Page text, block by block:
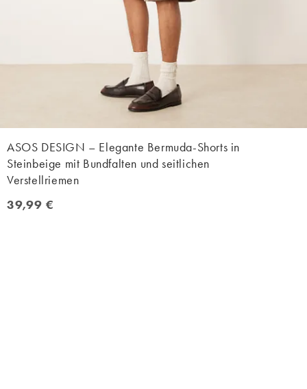
ASOS DESIGN – Elegante Bermuda-Shorts in
Steinbeige mit Bundfalten und seitlichen
Verstellriemen
39,99 €
39,99 €